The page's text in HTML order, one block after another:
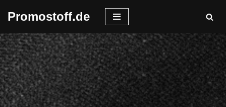
Inhalt
springen
Promostoff.de